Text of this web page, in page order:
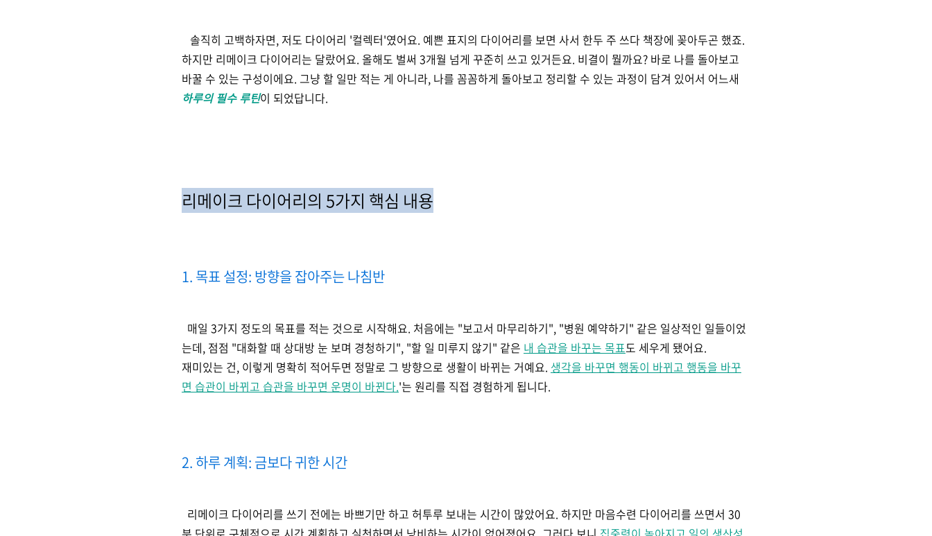
솔직히 고백하자면, 저도 다이어리 '컬렉터'였어요. 예쁜 표지의 다이어리를 보면 사서 한두 주 쓰다 책장에 꽂아두곤 했죠.
하지만 리메이크 다이어리는 달랐어요. 올해도 벌써 3개월 넘게 꾸준히 쓰고 있거든요. 비결이 뭘까요? 바로 나를 돌아보고
바꿀 수 있는 구성이에요. 그냥 할 일만 적는 게 아니라, 나를 꼼꼼하게 돌아보고 정리할 수 있는 과정이 담겨 있어서 어느새
하루의 필수 루틴이 되었답니다.
리메이크 다이어리의 5가지 핵심 내용
1. 목표 설정: 방향을 잡아주는 나침반
매일 3가지 정도의 목표를 적는 것으로 시작해요. 처음에는 "보고서 마무리하기", "병원 예약하기" 같은 일상적인 일들이었
는데, 점점 "대화할 때 상대방 눈 보며 경청하기", "할 일 미루지 않기" 같은 내 습관을 바꾸는 목표도 세우게 됐어요.
재미있는 건, 이렇게 명확히 적어두면 정말로 그 방향으로 생활이 바뀌는 거예요. 생각을 바꾸면 행동이 바뀌고 행동을 바꾸
면 습관이 바뀌고 습관을 바꾸면 운명이 바뀐다.'는 원리를 직접 경험하게 됩니다.
2. 하루 계획: 금보다 귀한 시간
리메이크 다이어리를 쓰기 전에는 바쁘기만 하고 허투루 보내는 시간이 많았어요. 하지만 마음수련 다이어리를 쓰면서 30